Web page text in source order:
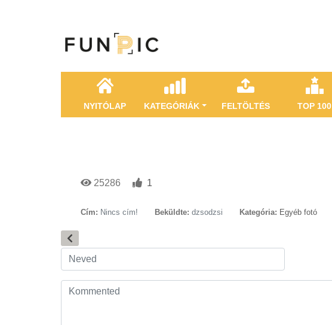
NYITÓLAP KATEGÓRIÁK FELTÖLTÉS TOP 100
25286 1
Cím: Nincs cím! Beküldte: dzsodzsi Kategória: Egyéb fotó